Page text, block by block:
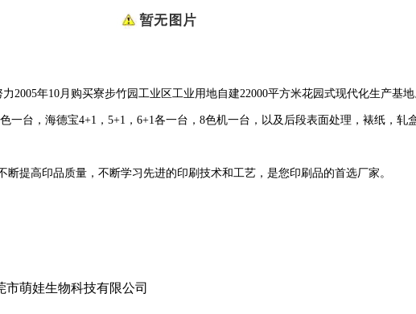
年10月购买寮步竹园工业区工业用地自建22000平方米花园式现代化生产基
一台，海德宝4+1，5+1，6+1各一台，8色机一台，以及后段表面处理，裱纸，
高印品质量，不断学习先进的印刷技术和工艺，是您印刷品的首选厂家。
市萌娃生物科技有限公司